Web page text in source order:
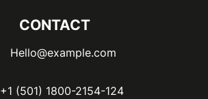
CONTACT
Hello@example.com
+1 (501) 1800-2154-124